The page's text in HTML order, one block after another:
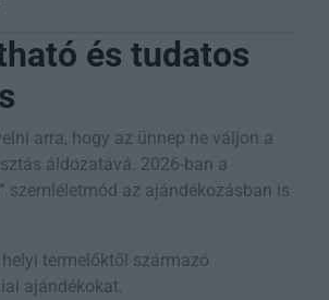
és tudatos
arra, hogy az ünnep ne váljon a
áldozatává. 2026-ban a
szemléletmód az ajándékozásban is
termelőktől származó
ajándékokat.